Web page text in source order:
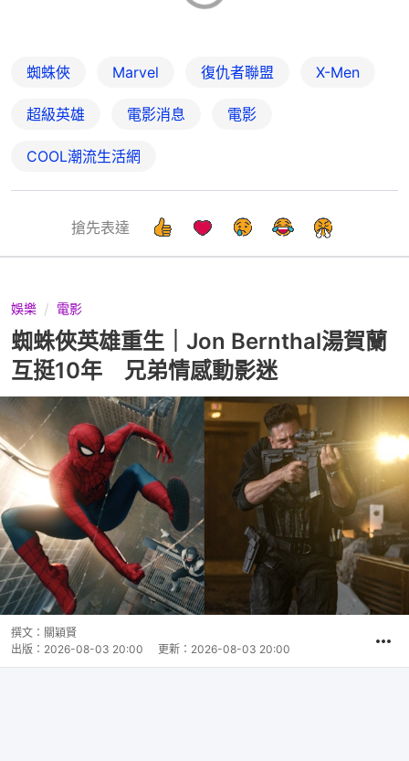
蜘蛛俠 Marvel 復仇者聯盟 X-Men
超級英雄 電影消息 電影
COOL潮流生活網
搶先表達
娛樂 電影
蜘蛛俠英雄重生｜Jon Bernthal湯賀蘭
互挺10年 兄弟情感動影迷
撰文： 關穎賢
出版： 2026-08-03 20:00 更新： 2026-08-03 20:00